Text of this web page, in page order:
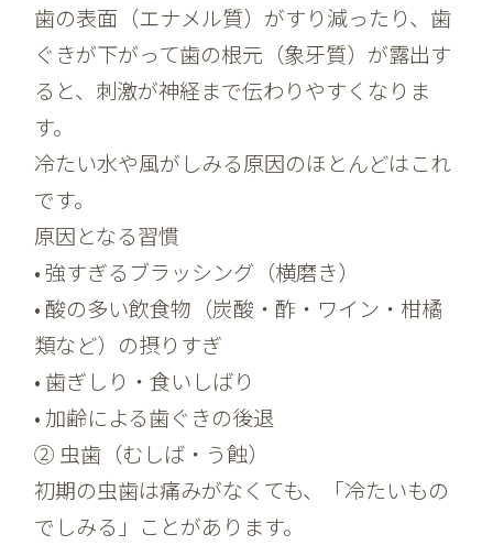
歯の表面（エナメル質）がすり減ったり、歯
ぐきが下がって歯の根元（象牙質）が露出す
ると、刺激が神経まで伝わりやすくなりま
す。
冷たい水や風がしみる原因のほとんどはこれ
です。
原因となる習慣
• 強すぎるブラッシング（横磨き）
• 酸の多い飲食物（炭酸・酢・ワイン・柑橘
類など）の摂りすぎ
• 歯ぎしり・食いしばり
• 加齢による歯ぐきの後退
② 虫歯（むしば・う蝕）
初期の虫歯は痛みがなくても、「冷たいもの
でしみる」ことがあります。